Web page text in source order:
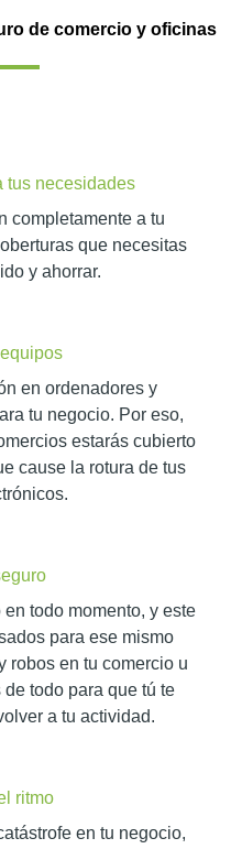
de comercio y oficinas
tus necesidades
completamente a tu
que necesitas
y ahorrar.
en ordenadores y
tu negocio. Por eso,
estarás cubierto
cause la rotura de tus
todo momento, y este
para ese mismo
robos en tu comercio u
todo para que tú te
a tu actividad.
ritmo
en tu negocio,